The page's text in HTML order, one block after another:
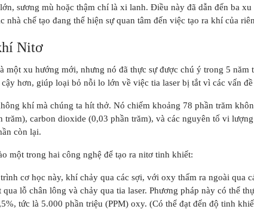
sương mù hoặc thậm chí là xi lanh. Điều này đã dẫn đến ba
nhà chế tạo đang thể hiện sự quan tâm đến việc tạo ra khí của
Nitơ
một xu hướng mới, nhưng nó đã thực sự được chú ý trong 5 năm
hơn, giúp loại bỏ nỗi lo lớn về việc tia laser bị tắt vì các vấn
khí mà chúng ta hít thở. Nó chiếm khoảng 78 phần trăm
trăm), carbon dioxide (0,03 phần trăm), và các nguyên tố vi
còn lại.
một trong hai công nghệ để tạo ra nitơ tinh khiết:
cơ học này, khí chảy qua các sợi, với oxy thấm ra ngoài qua
lỗ chân lông và chảy qua tia laser. Phương pháp này có thể
tức là 5.000 phần triệu (PPM) oxy. (Có thể đạt đến độ tinh